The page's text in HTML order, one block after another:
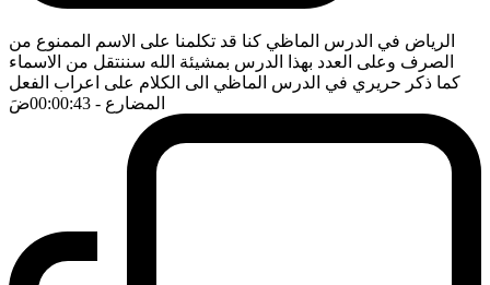
الرياض في الدرس الماظي كنا قد تكلمنا على الاسم الممنوع من
الصرف وعلى العدد بهذا الدرس بمشيئة الله سننتقل من الاسماء
كما ذكر حريري في الدرس الماظي الى الكلام على اعراب الفعل
المضارع - 00:00:43 ضَ